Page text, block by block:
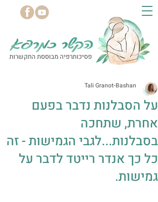
פסיכותרפיה מבוססת התקשרות
על הסבלנות נדבר בפעם
אחרת, שתחכה
בסבלנות...לגבי הגמישות - זה
כל כך אנדר רייטד לדבר על
גמישות.
Tali Granot-Bashan